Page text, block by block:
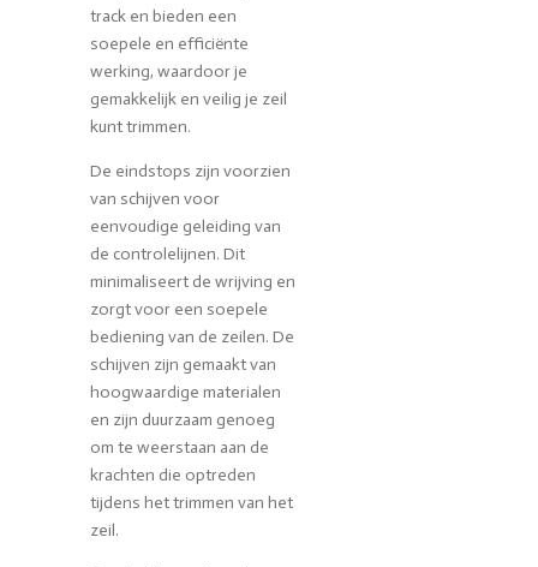
track en bieden een
soepele en efficiënte
werking, waardoor je
gemakkelijk en veilig je zeil
kunt trimmen.
De eindstops zijn voorzien
van schijven voor
eenvoudige geleiding van
de controlelijnen. Dit
minimaliseert de wrijving en
zorgt voor een soepele
bediening van de zeilen. De
schijven zijn gemaakt van
hoogwaardige materialen
en zijn duurzaam genoeg
om te weerstaan aan de
krachten die optreden
tijdens het trimmen van het
zeil.